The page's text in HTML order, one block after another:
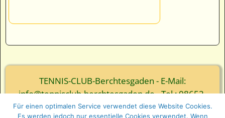
TENNIS-CLUB-Berchtesgaden - E-Mail:
info@tennisclub-berchtesgaden.de - Tel.: 08652-
3839
Für einen optimalen Service verwendet diese Website Cookies.
Es werden jedoch nur essentielle Cookies verwendet. Wenn